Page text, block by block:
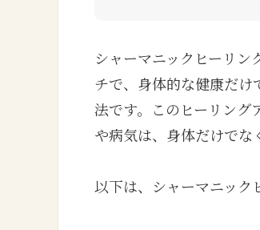
シャーマニックヒーリ
チで、身体的な健康だ
法です。このヒーリング
や病気は、身体だけでな
以下は、シャーマニック